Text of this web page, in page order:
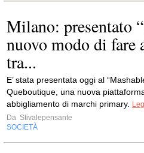
Milano: presentato
nuovo modo di fare
tra...
E’ stata presentata oggi al
Queboutique, una nuova
abbigliamento di marchi primary.
Da Stivalepensante
SOCIETÀ